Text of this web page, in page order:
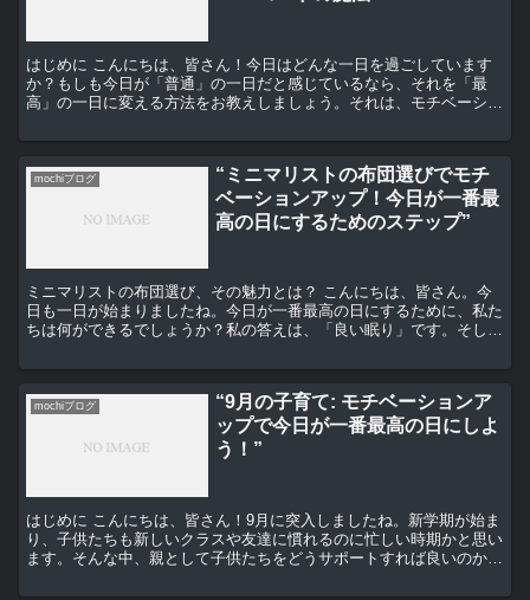
はじめに こんにちは、皆さん！今日はどんな一日を過ごしています
か？もしも今日が「普通」の一日だと感じているなら、それを「最
高」の一日に変える方法をお教えしましょう。それは、モチベーショ
mochiブログ
“ミニマリストの布団選びでモチ
ベーションアップ！今日が一番最
高の日にするためのステップ”
ミニマリストの布団選び、その魅力とは？ こんにちは、皆さん。今
日も一日が始まりましたね。今日が一番最高の日にするために、私た
ちは何ができるでしょうか？私の答えは、「良い眠り」です。そし
mochiブログ
“9月の子育て: モチベーションア
ップで今日が一番最高の日にしよ
う！”
はじめに こんにちは、皆さん！9月に突入しましたね。新学期が始ま
り、子供たちも新しいクラスや友達に慣れるのに忙しい時期かと思い
ます。そんな中、親として子供たちをどうサポートすれば良いのか、